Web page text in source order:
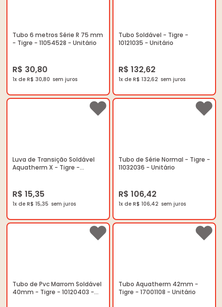
Tubo 6 metros Série R 75 mm
- Tigre - 11054528 - Unitário
R$ 30,80
1x de R$ 30,80
Tubo Soldável - Tigre -
10121035 - Unitário
R$ 132,62
1x de R$ 132,62
Luva de Transição Soldável
Aquatherm X - Tigre -
R$ 15,35
1x de R$ 15,35
Tubo de Série Normal - Tigre -
11032036 - Unitário
R$ 106,42
1x de R$ 106,42
Tubo de Pvc Marrom Soldável
40mm - Tigre - 10120403 -
Tubo Aquatherm 42mm -
Tigre - 17001108 - Unitário